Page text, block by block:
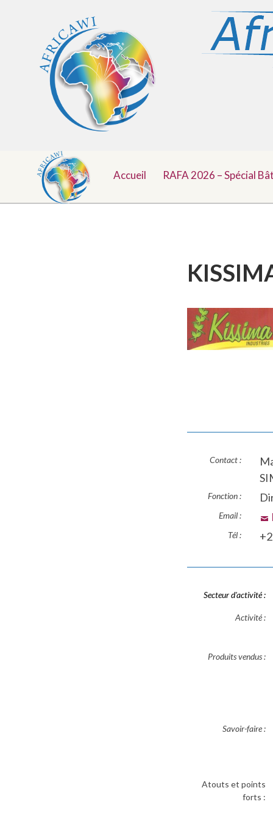
Top
Accueil RAFA 2026 – Spécial
Contact :
Fonction :
Email :
Tél :
Secteur d'activité :
Activité :
Produits vendus :
Savoir-faire :
Atouts et points
forts :